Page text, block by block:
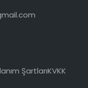
ŞartlarıKVKK